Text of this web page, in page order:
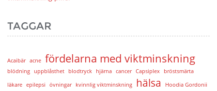
TAGGAR
Acaibär acne fördelarna med viktminskning
blödning uppblåsthet blodtryck hjärna cancer Capsiplex
bröstsmärta
läkare epilepsi övningar kvinnlig viktminskning hälsa
Hoodia Gordonii